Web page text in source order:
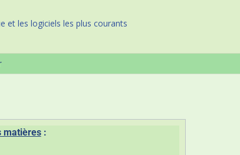
et les logiciels les plus courants
matières: